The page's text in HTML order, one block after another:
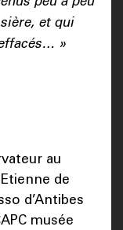
et qui
»
au
de
d’Antibes
musée